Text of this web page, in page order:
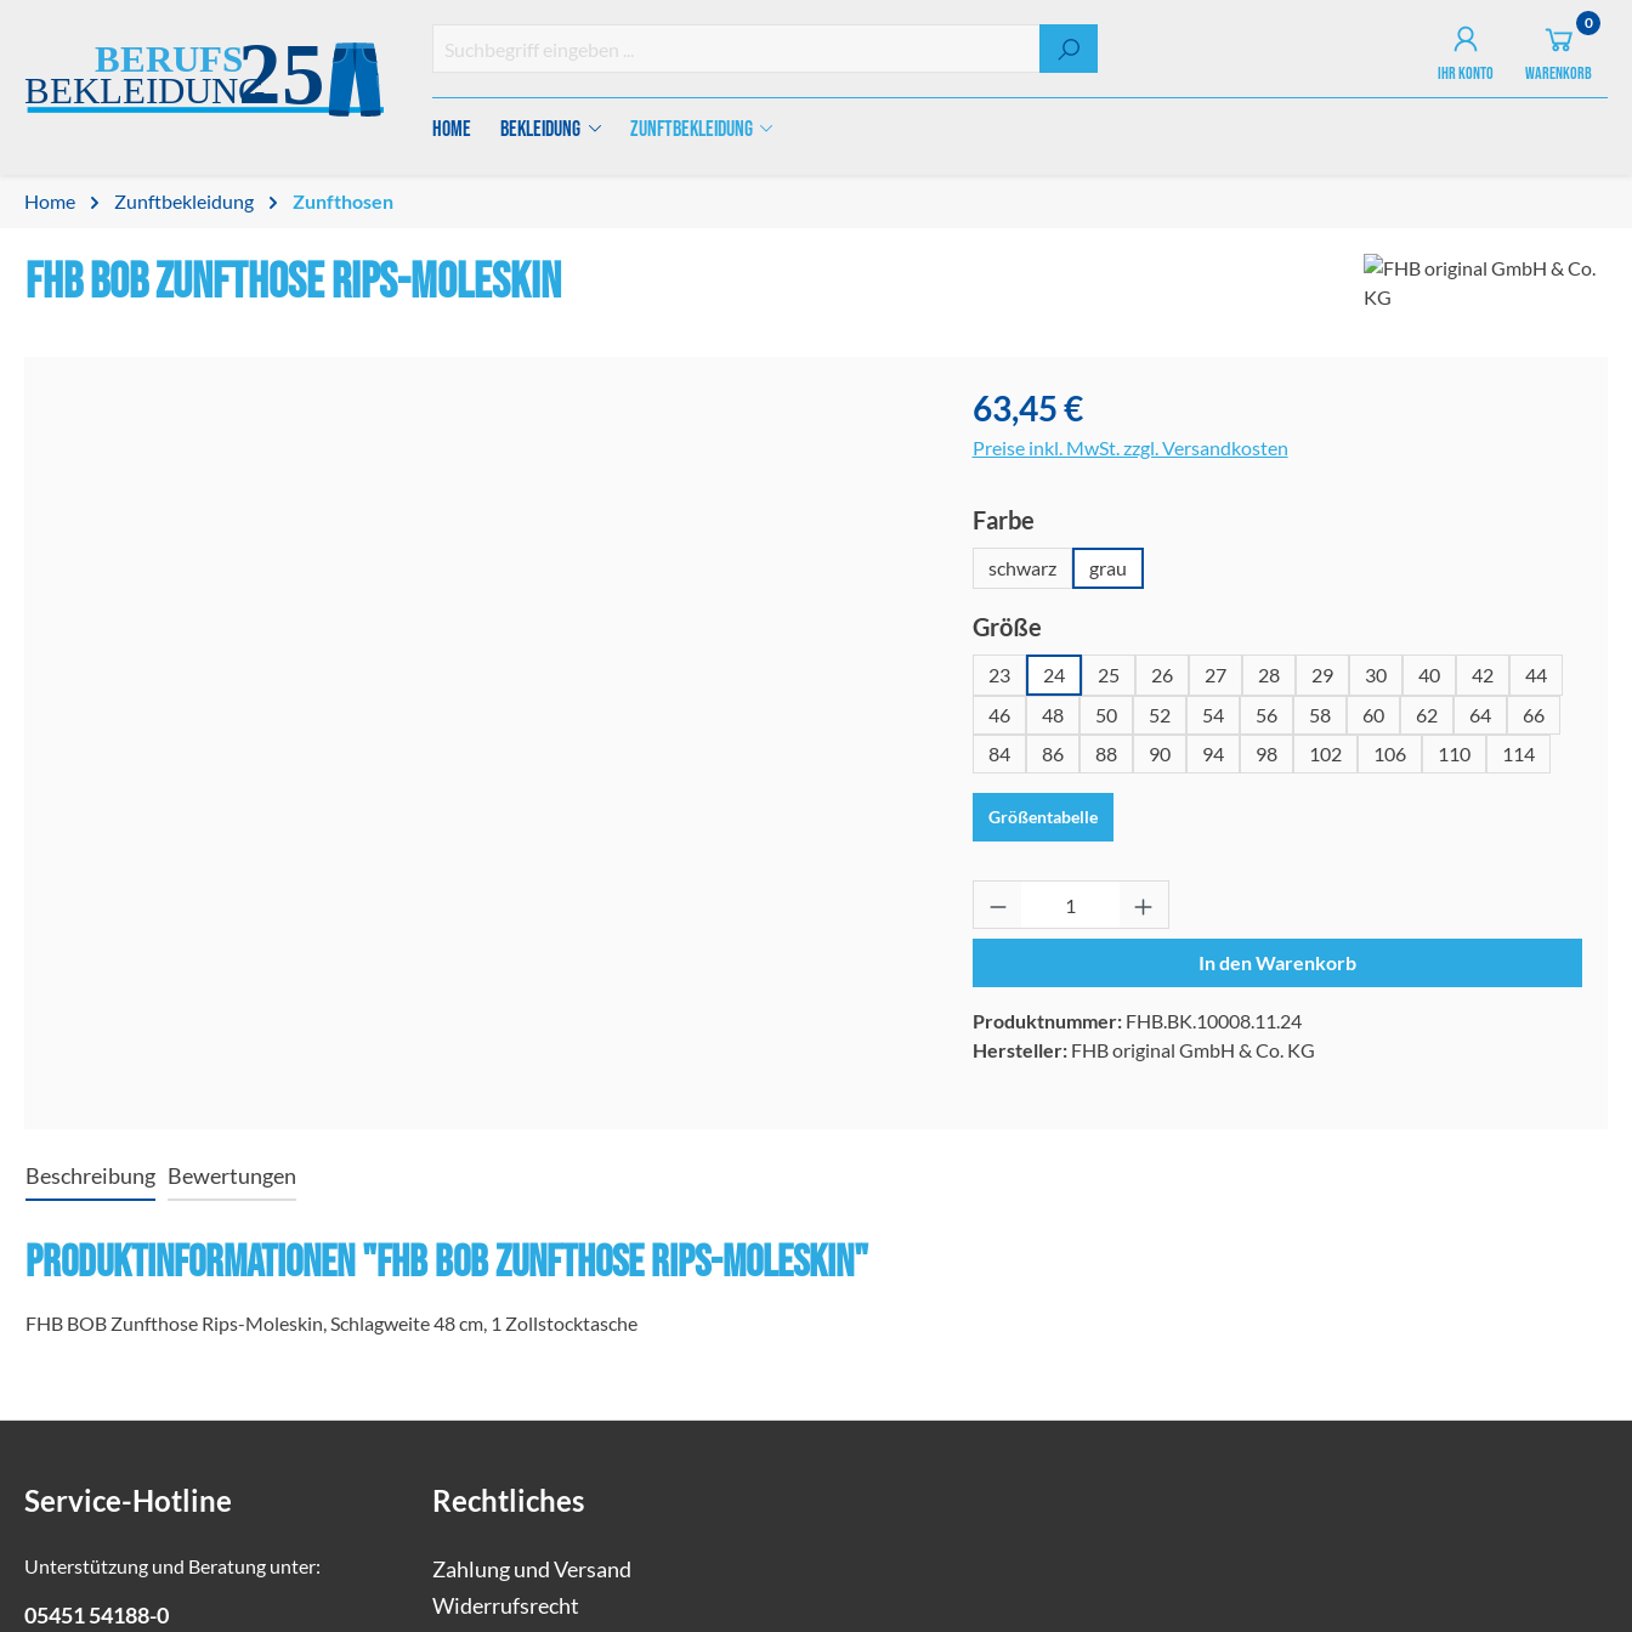
IHR KONTO
0
WARENKORB
Home Bekleidung Zunftbekleidung
Home Zunftbekleidung Zunfthosen
FHB BOB Zunfthose Rips-Moleskin
63,45 €
Preise inkl. MwSt. zzgl. Versandkosten
Farbeauswählen
schwarz grau
Größeauswählen
23 24 25 26 27 28 29 30 40 42
44
46
48 50 52 54 56 58 60 62 64
66
84
86 88 90 94 98 102 106 110 114
Größentabelle
Produkt Anzahl: Gib den gewünschten Wert ein
In den Warenkorb
Produktnummer: FHB.BK.10008.11.24
Hersteller: FHB original GmbH & Co. KG
Beschreibung Bewertungen
Produktinformationen "FHB BOB Zunfthose Rips-Moleskin"
FHB BOB Zunfthose Rips-Moleskin, Schlagweite 48 cm, 1 Zollstocktasche
Service-Hotline
Unterstützung und Beratung unter:
05451 54188-0
Rechtliches
Zahlung und Versand
Widerrufsrecht